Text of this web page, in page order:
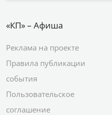
«КП» – Афиша
Реклама на проекте
Правила публикации
события
Пользовательское
соглашение